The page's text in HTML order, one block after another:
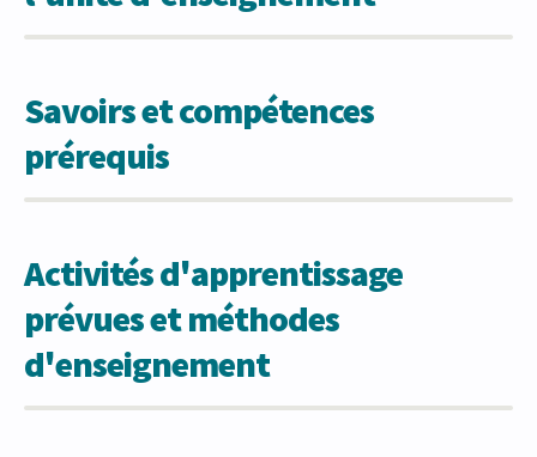
Savoirs et compétences
prérequis
Activités d'apprentissage
prévues et méthodes
d'enseignement